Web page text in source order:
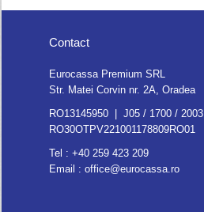
Contact
Eurocassa Premium SRL
Str. Matei Corvin nr. 2A, Oradea
RO13145950 | J05 / 1700 / 2003
RO30OTPV221001178809RO01
Tel : +40 259 423 209
Email : office@eurocassa.ro